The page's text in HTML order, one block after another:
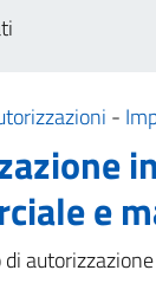
-
e